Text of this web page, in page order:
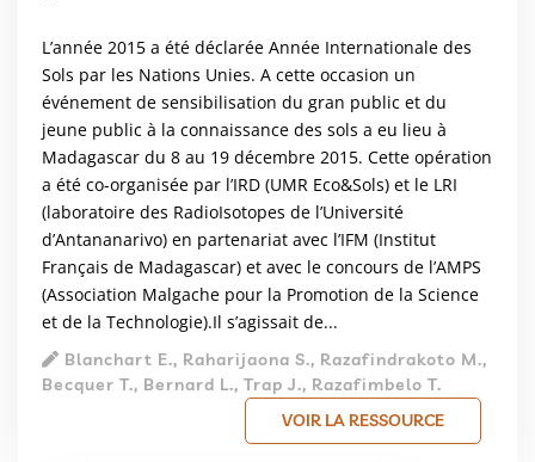
L’année 2015 a été déclarée Année Internationale des
Sols par les Nations Unies. A cette occasion un
événement de sensibilisation du gran public et du
jeune public à la connaissance des sols a eu lieu à
Madagascar du 8 au 19 décembre 2015. Cette opération
a été co-organisée par l’IRD (UMR Eco&Sols) et le LRI
(laboratoire des RadioIsotopes de l’Université
d’Antananarivo) en partenariat avec l’IFM (Institut
Français de Madagascar) et avec le concours de l’AMPS
(Association Malgache pour la Promotion de la Science
et de la Technologie).Il s’agissait de...
Blanchart E., Raharijaona S., Razafindrakoto M.,
Becquer T., Bernard L., Trap J., Razafimbelo T.
VOIR LA RESSOURCE